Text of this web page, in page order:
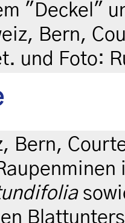
"Deckel"
Bern,
und Foto:
Bern,